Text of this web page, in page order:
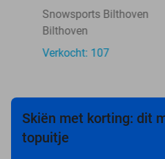
Snowsports Bilthoven
Bilthoven
Verkocht: 107
Skiën met korting: dit
topuitje